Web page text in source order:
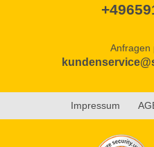
Anfragen
Impressum